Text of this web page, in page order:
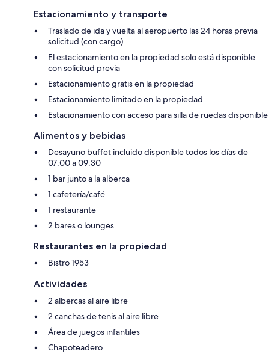
Estacionamiento y transporte
Traslado de ida y vuelta al aeropuerto las 24 horas previa
solicitud (con cargo)
El estacionamiento en la propiedad solo está disponible
con solicitud previa
Estacionamiento gratis en la propiedad
Estacionamiento limitado en la propiedad
Estacionamiento con acceso para silla de ruedas disponible
Alimentos y bebidas
Desayuno buffet incluido disponible todos los días de
07:00 a 09:30
1 bar junto a la alberca
1 cafetería/café
1 restaurante
2 bares o lounges
Restaurantes en la propiedad
Bistro 1953
Actividades
2 albercas al aire libre
2 canchas de tenis al aire libre
Área de juegos infantiles
Chapoteadero